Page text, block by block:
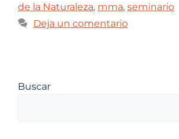
de la Naturaleza, mma, seminario
Deja un comentario
Buscar